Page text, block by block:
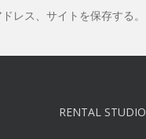
レス、サイトを保存する。
RENTAL STUDIO